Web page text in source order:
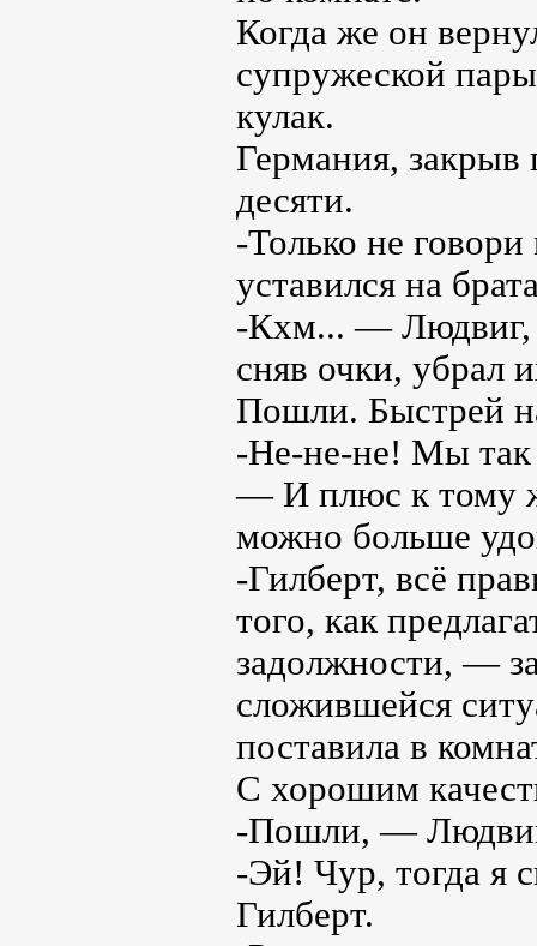
Когда же он
супружеской
кулак.
Германия, закрыв
десяти.
-Только не
уставился на
-Кхм... — Людвиг,
сняв очки, убрал
Пошли. Быстрей
-Не-не-не! Мы так
— И плюс к тому
можно больше
-Гилберт, всё
того, как
задолжности, —
сложившейся
поставила в
С хорошим
-Пошли, —
-Эй! Чур, тогда я
Гилберт.